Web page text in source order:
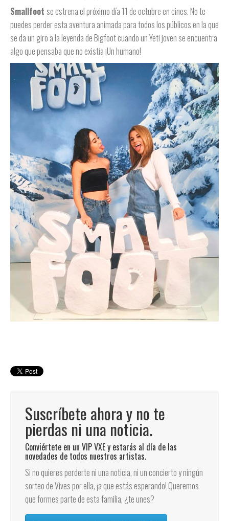
Smallfoot se estrena el próximo día 11 de octubre en cines. No te
puedes perder esta aventura animada para todos los públicos en la que
se da un giro a la leyenda de Bigfoot cuando un Yeti joven se encuentra
algo que pensaba que no existía ¡Un humano!
Suscríbete ahora y no te
pierdas ni una noticia.
Conviértete en un VIP VXE y estarás al día de las
novedades de todos nuestros artistas.
Si no quieres perderte ni una noticia, ni un concierto y ningún
sorteo de Vives por ella, ¡a que estás esperando! Queremos
que formes parte de esta familia, ¿te unes?